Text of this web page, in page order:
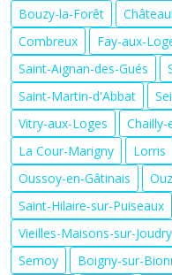
Bouzy-la-Forêt
Combreux
Fay-aux-
Saint-Aignan-des-Gués
Saint-Martin-d'Abbat
Vitry-aux-Loges
Chailly-
La Cour-Marigny
Lorris
Oussoy-en-Gâtinais
Saint-Hilaire-sur-Puiseaux
Vieilles-Maisons-sur-Joudry
Semoy
Boigny-sur-